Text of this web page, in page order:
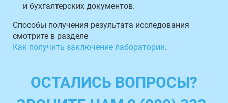
и бухгалтерских документов.
Способы получения результата исследования
смотрите в разделе
Как получить заключение лаборатории.
ОСТАЛИСЬ ВОПРОСЫ?